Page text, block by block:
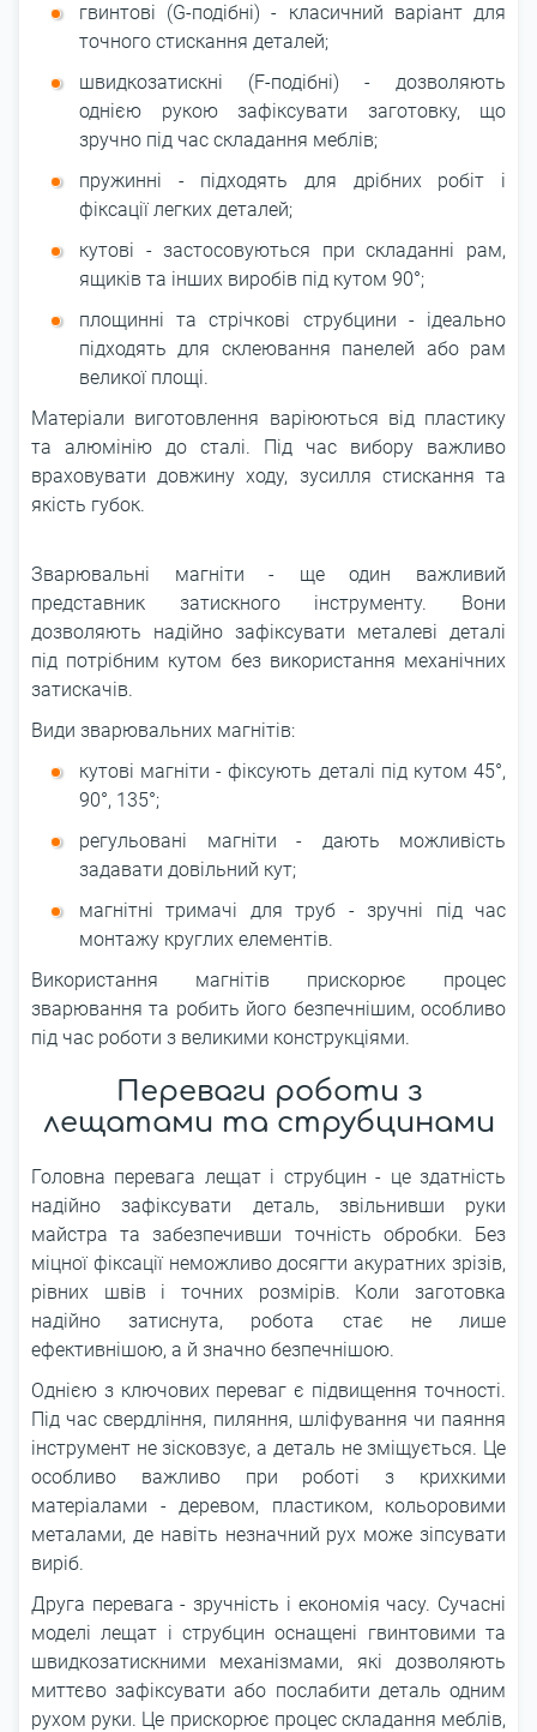
гвинтові (G-подібні) - класичний варіант для
точного стискання деталей;
швидкозатискні (F-подібні) - дозволяють
однією рукою зафіксувати заготовку, що
зручно під час складання меблів;
пружинні - підходять для дрібних робіт і
фіксації легких деталей;
кутові - застосовуються при складанні рам,
ящиків та інших виробів під кутом 90°;
площинні та стрічкові струбцини - ідеально
підходять для склеювання панелей або рам
великої площі.
Матеріали виготовлення варіюються від пластику
та алюмінію до сталі. Під час вибору важливо
враховувати довжину ходу, зусилля стискання та
якість губок.
Зварювальні магніти - ще один важливий
представник затискного інструменту. Вони
дозволяють надійно зафіксувати металеві деталі
під потрібним кутом без використання механічних
затискачів.
Види зварювальних магнітів:
кутові магніти - фіксують деталі під кутом 45°,
90°, 135°;
регульовані магніти - дають можливість
задавати довільний кут;
магнітні тримачі для труб - зручні під час
монтажу круглих елементів.
Використання магнітів прискорює процес
зварювання та робить його безпечнішим, особливо
під час роботи з великими конструкціями.
Переваги роботи з
лещатами та струбцинами
Головна перевага лещат і струбцин - це здатність
надійно зафіксувати деталь, звільнивши руки
майстра та забезпечивши точність обробки. Без
міцної фіксації неможливо досягти акуратних зрізів,
рівних швів і точних розмірів. Коли заготовка
надійно затиснута, робота стає не лише
ефективнішою, а й значно безпечнішою.
Однією з ключових переваг є підвищення точності.
Під час свердління, пиляння, шліфування чи паяння
інструмент не зісковзує, а деталь не зміщується. Це
особливо важливо при роботі з крихкими
матеріалами - деревом, пластиком, кольоровими
металами, де навіть незначний рух може зіпсувати
виріб.
Друга перевага - зручність і економія часу. Сучасні
моделі лещат і струбцин оснащені гвинтовими та
швидкозатискними механізмами, які дозволяють
миттєво зафіксувати або послабити деталь одним
рухом руки. Це прискорює процес складання меблів,